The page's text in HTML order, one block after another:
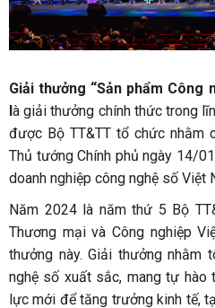
Giải thưởng “Sản phẩm Công
à giải thưởng chính thức trong
được Bộ TT&TT tổ chức nhằm
Thủ tướng Chính phủ ngày 14/
doanh nghiệp công nghệ số Việt
Năm 2024 là năm thứ 5 Bộ
Thương mại và Công nghiệp
thưởng này. Giải thưởng nhằm
nghệ số xuất sắc, mang tự hào
lực mới để tăng trưởng kinh tế,